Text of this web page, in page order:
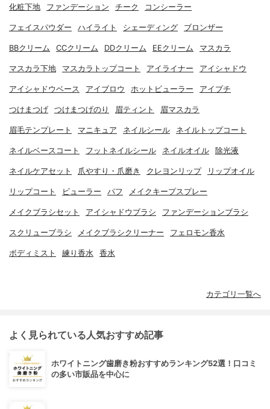
化粧下地 ファンデーション チーク コンシーラー
フェイスパウダー ハイライト シェーディング ブロンザー
BBクリーム CCクリーム DDクリーム EEクリーム マスカラ
マスカラ下地 マスカラトップコート アイライナー アイシャドウ
アイシャドウベース アイブロウ ホットビューラー アイプチ
つけまつげ つけまつげのり 眉ティント 眉マスカラ
眉毛テンプレート マニキュア ネイルシール ネイルトップコート
ネイルベースコート フットネイルシール ネイルオイル 除光液
ネイルケアセット 爪やすり・爪磨き クレヨンリップ リップオイル
リップコート ビューラー パフ メイクキープスプレー
メイクブラシセット アイシャドウブラシ ファンデーションブラシ
スクリューブラシ メイクブラシクリーナー フェロモン香水
ボディミスト 練り香水 香水
カテゴリ一覧へ
よく見られている人気おすすめ記事
ホワイトニング歯磨き粉おすすめランキング52選！口コミ
の多い市販品を中心に